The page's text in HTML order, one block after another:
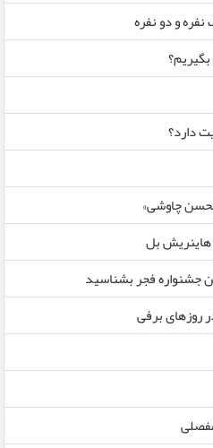
و دو نفره
دارد؟
چاوشی»
هاینریش بل
جشنواره فجر بشناسید
روزهای برفی